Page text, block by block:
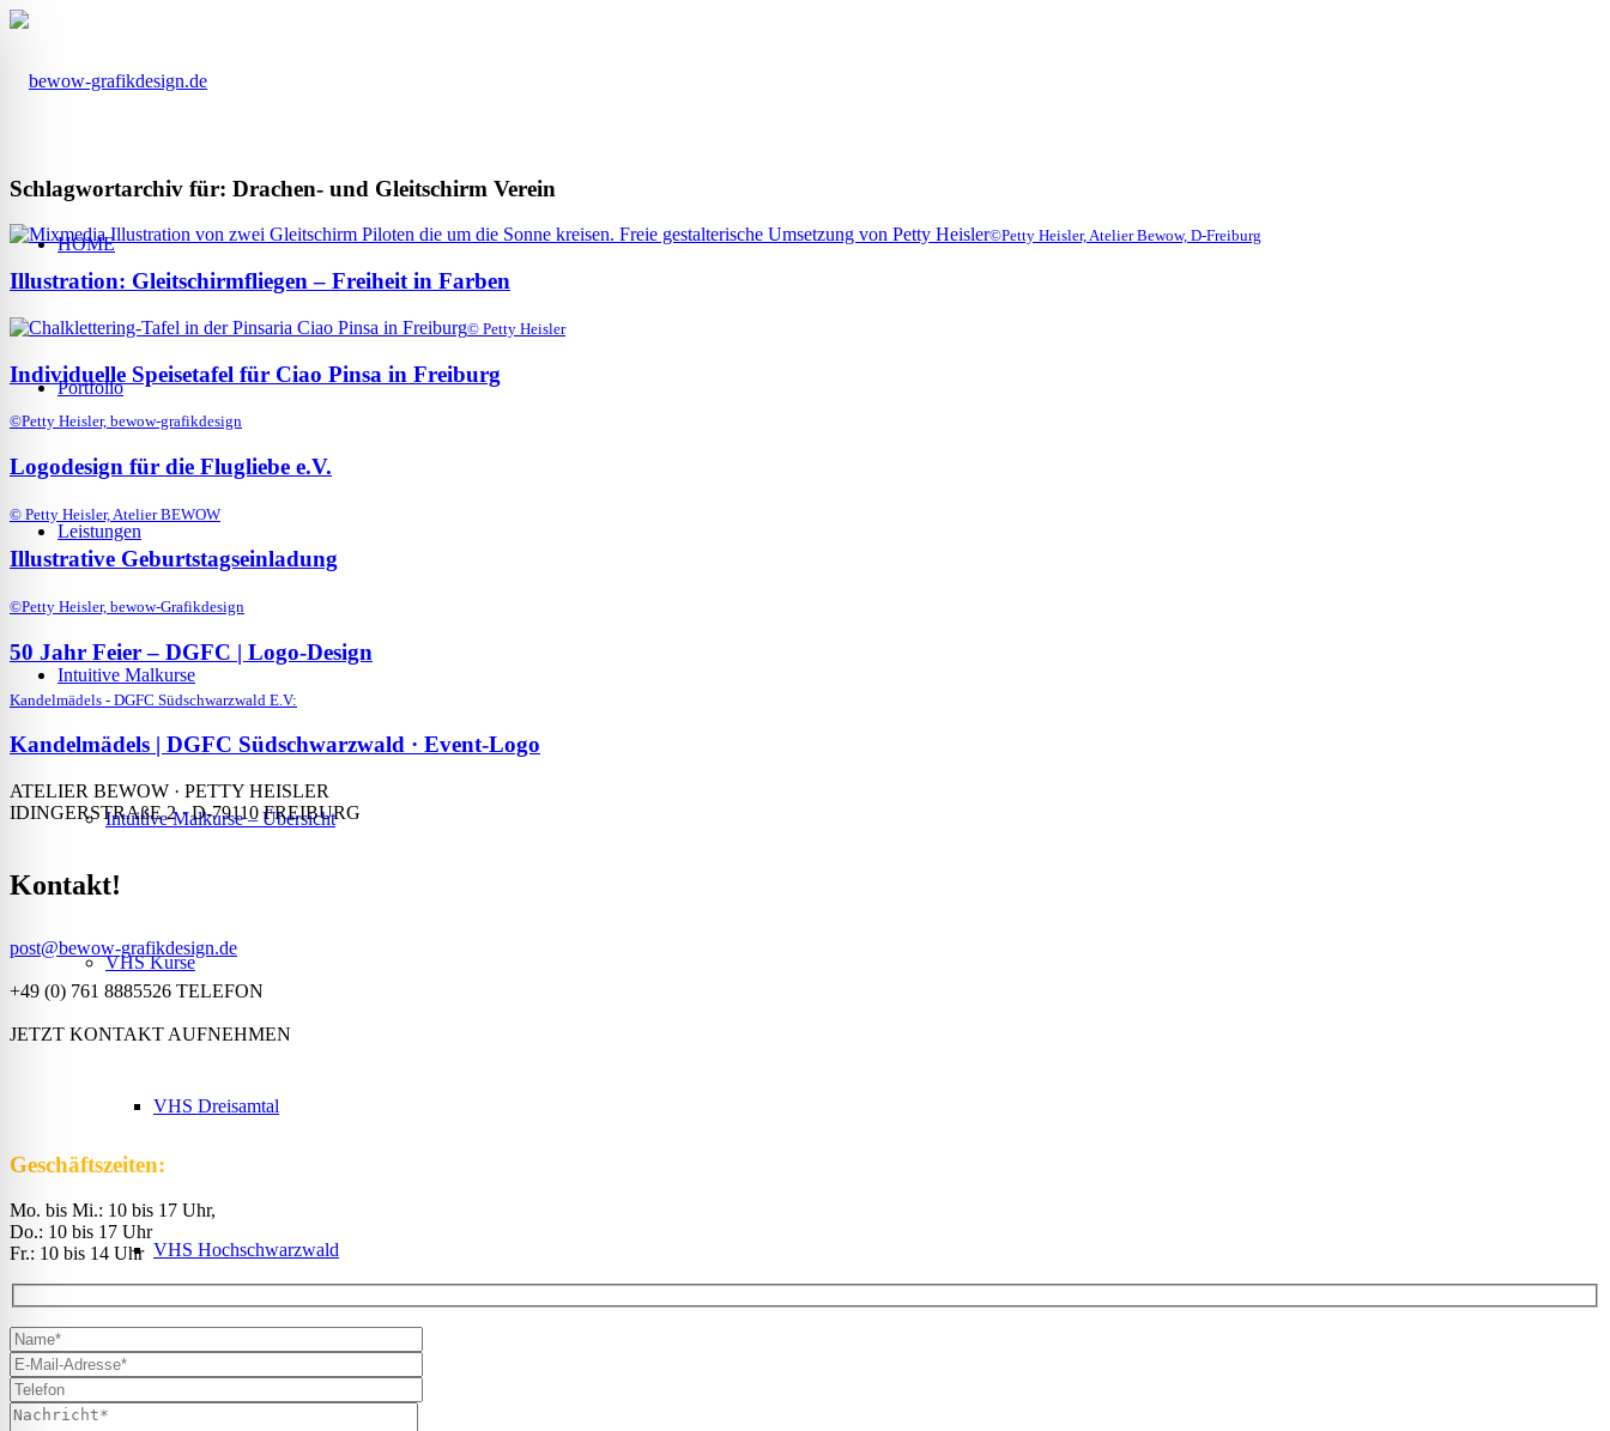
HOME
Portfolio
Leistungen
Intuitive Malkurse
Intuitive Malkurse – Übersicht
VHS Kurse
VHS Dreisamtal
VHS Hochschwarzwald
Schlagwortarchiv für: Drachen- und Gleitschirm Verein
©Petty Heisler, Atelier Bewow, D-Freiburg
Illustration: Gleitschirmfliegen – Freiheit in Farben
© Petty Heisler
Individuelle Speisetafel für Ciao Pinsa in Freiburg
©Petty Heisler, bewow-grafikdesign
Logodesign für die Flugliebe e.V.
© Petty Heisler, Atelier BEWOW
Illustrative Geburtstagseinladung
©Petty Heisler, bewow-Grafikdesign
50 Jahr Feier – DGFC | Logo-Design
Kandelmädels - DGFC Südschwarzwald E.V:
Kandelmädels | DGFC Südschwarzwald · Event-Logo
ATELIER BEWOW · PETTY HEISLER
IDINGERSTRAßE 2 · D-79110 FREIBURG
Kontakt!
post@bewow-grafikdesign.de
+49 (0) 761 8885526 TELEFON
JETZT KONTAKT AUFNEHMEN
Geschäftszeiten:
Mo. bis Mi.: 10 bis 17 Uhr,
Do.: 10 bis 17 Uhr
Fr.: 10 bis 14 Uhr